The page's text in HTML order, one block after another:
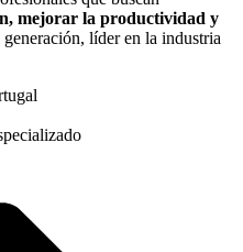
mejorar la productividad y
líder en la industria